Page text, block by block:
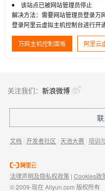
该站点已被网站管理员停止
解决方法：需要网站管理员登录万
登录阿里云虚拟主机控制台进行开通
万网主机控制面板 阿里云